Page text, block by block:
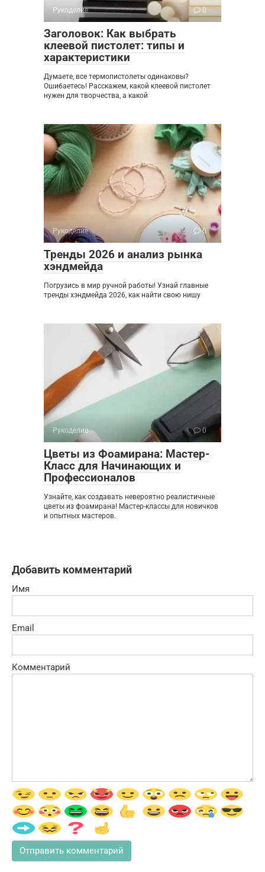
Рукоделие 0
Заголовок: Как выбрать
клеевой пистолет: типы и
характеристики
Думаете, все термопистолеты одинаковы?
Ошибаетесь! Расскажем, какой клеевой пистолет
нужен для творчества, а какой
Рукоделие 0
Тренды 2026 и анализ рынка
хэндмейда
Погрузись в мир ручной работы! Узнай главные
тренды хэндмейда 2026, как найти свою нишу
Рукоделие 0
Цветы из Фоамирана: Мастер-
Класс для Начинающих и
Профессионалов
Узнайте, как создавать невероятно реалистичные
цветы из фоамирана! Мастер-классы для новичков
и опытных мастеров.
Добавить комментарий
Имя
Email
Комментарий